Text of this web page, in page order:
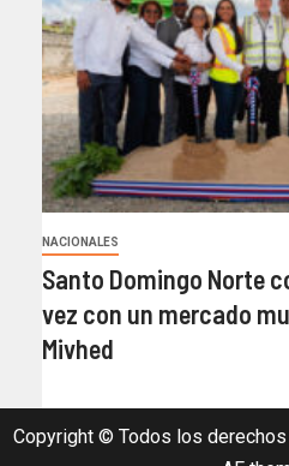
NACIONALES
Santo Domingo Norte
vez con un mercado
Mivhed
Copyright © Todos los